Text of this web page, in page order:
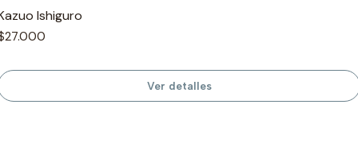
Ishiguro
Ver detalles